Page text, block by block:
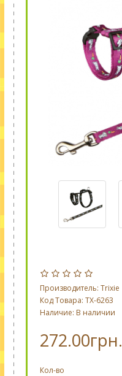
Производитель: Trixie
Код Товара: TX-6263
Наличие: В наличии
272.00грн.
Кол-во